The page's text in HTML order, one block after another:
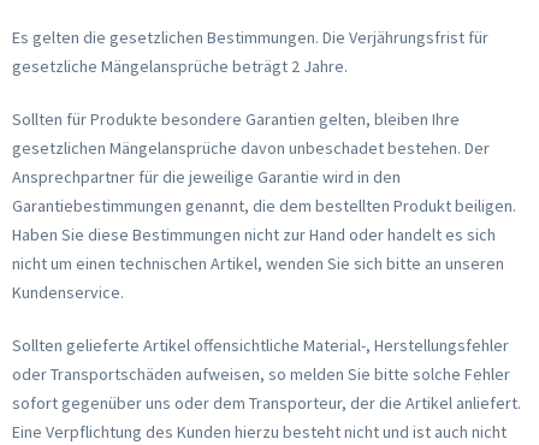
Es gelten die gesetzlichen Bestimmungen. Die Verjährungsfrist für
gesetzliche Mängelansprüche beträgt 2 Jahre.
Sollten für Produkte besondere Garantien gelten, bleiben Ihre
gesetzlichen Mängelansprüche davon unbeschadet bestehen. Der
Ansprechpartner für die jeweilige Garantie wird in den
Garantiebestimmungen genannt, die dem bestellten Produkt beiligen.
Haben Sie diese Bestimmungen nicht zur Hand oder handelt es sich
nicht um einen technischen Artikel, wenden Sie sich bitte an unseren
Kundenservice.
Sollten gelieferte Artikel offensichtliche Material-, Herstellungsfehler
oder Transportschäden aufweisen, so melden Sie bitte solche Fehler
sofort gegenüber uns oder dem Transporteur, der die Artikel anliefert.
Eine Verpflichtung des Kunden hierzu besteht nicht und ist auch nicht